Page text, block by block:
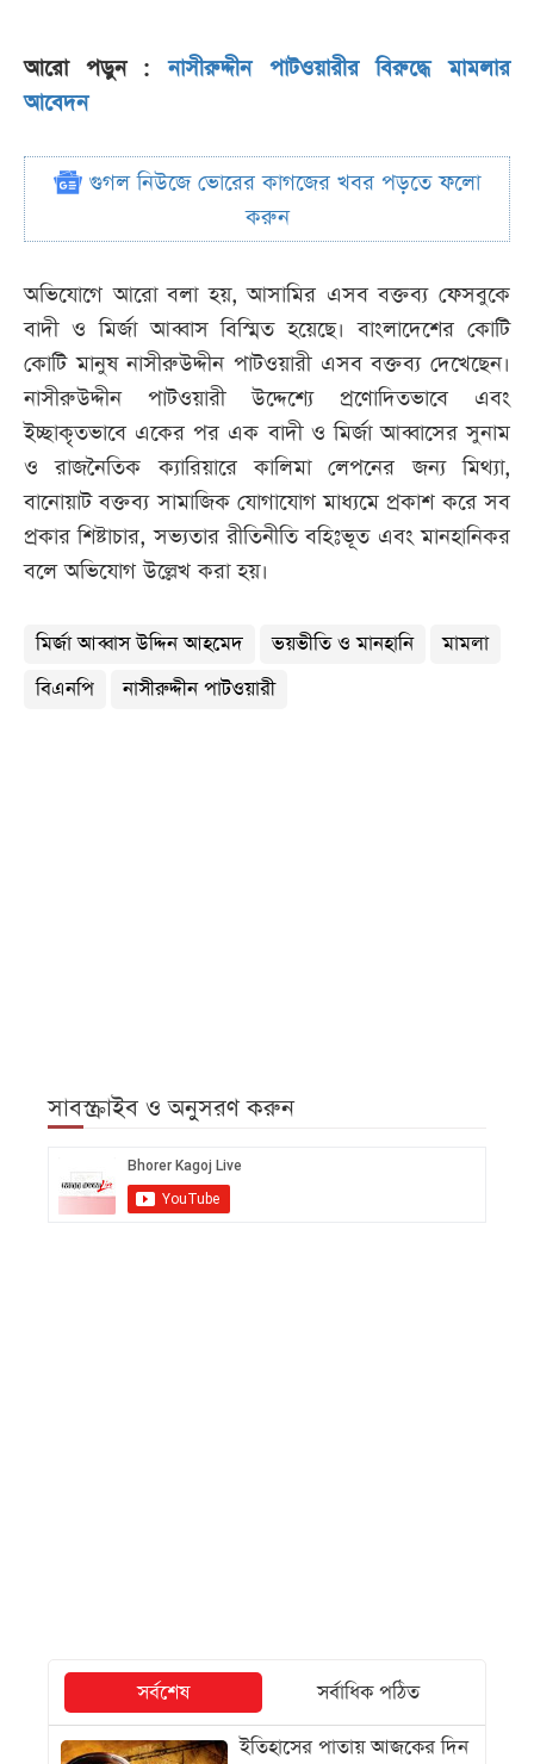
আরো পড়ুন :নাসীরুদ্দীন পাটওয়ারীর বিরুদ্ধে মামলার
আবেদন
গুগল নিউজে ভোরের কাগজের খবর পড়তে ফলো
করুন
অভিযোগে আরো বলা হয়, আসামির এসব বক্তব্য ফেসবুকে
বাদী ও মির্জা আব্বাস বিস্মিত হয়েছে। বাংলাদেশের কোটি
কোটি মানুষ নাসীরুউদ্দীন পাটওয়ারী এসব বক্তব্য দেখেছেন।
নাসীরুউদ্দীন পাটওয়ারী উদ্দেশ্যে প্রণোদিতভাবে এবং
ইচ্ছাকৃতভাবে একের পর এক বাদী ও মির্জা আব্বাসের সুনাম
ও রাজনৈতিক ক্যারিয়ারে কালিমা লেপনের জন্য মিথ্যা,
বানোয়াট বক্তব্য সামাজিক যোগাযোগ মাধ্যমে প্রকাশ করে সব
প্রকার শিষ্টাচার, সভ্যতার রীতিনীতি বহিঃভূত এবং মানহানিকর
বলে অভিযোগ উল্লেখ করা হয়।
মির্জা আব্বাস উদ্দিন আহমেদ ভয়ভীতি ও মানহানি
মামলা
বিএনপি
নাসীরুদ্দীন পাটওয়ারী
সাবস্ক্রাইব ও অনুসরণ করুন
সর্বশেষ
সর্বাধিক পঠিত
ইতিহাসের পাতায় আজকের দিন